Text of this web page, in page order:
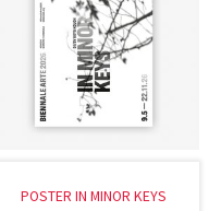
POSTER IN MINOR KEYS